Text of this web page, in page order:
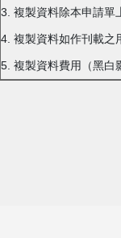
3. 複製資料除本申請單
4. 複製資料如作刊載之
5. 複製資料費用（黑白